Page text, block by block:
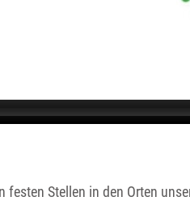
festen Stellen in den Orten